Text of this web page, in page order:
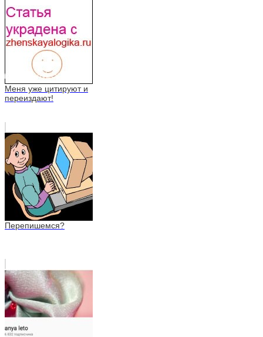
Меня уже цитируют и
переиздают!
Перепишемся?